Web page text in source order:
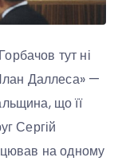
тут ні
Даллеса» —
що її
Сергій
на одному